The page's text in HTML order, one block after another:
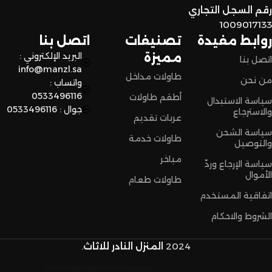
اختاروا الراحة والأناقة من المنزل النادر للاثاث الآن وعيشوا تجربة
تسوق مميزة.
روابط مفيدة
اتصل بنا
من نحن
سياسة الاستبدال
والاسترجاع
سياسة الشحن
والتوصيل
سياسة الإرجاع وردّ
الأموال
اتفاقية المستخدم
الشروط والاحكام
تصنيفات
مميزة
طاولات مداخل
أطقم طاولات
عربات تقديم
طاولات خدمة
مباخر
طاولات طعام
اتصل بنا
البريد الإلكتروني :
info@manzl.sa
واتساب :
0533496116
جوال : 0533496116
رقم السجل التجاري
1009017133
2024 المنزل النادر للاثاث.